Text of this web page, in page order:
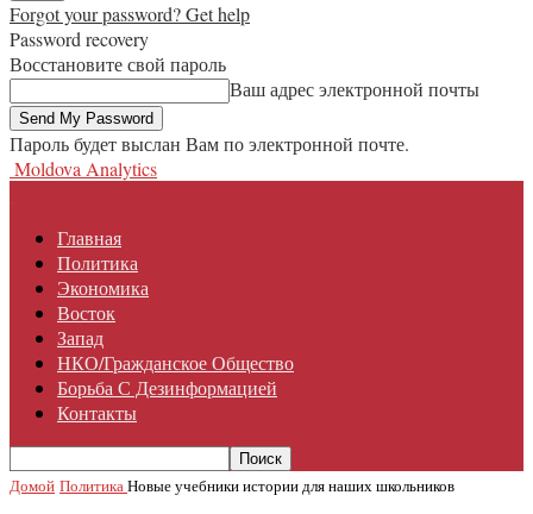
Forgot your password? Get help
Password recovery
Восстановите свой пароль
Ваш адрес электронной почты
Пароль будет выслан Вам по электронной почте.
Moldova Analytics
Главная
Политика
Экономика
Восток
Запад
НКО/гражданское Общество
Борьба С Дезинформацией
Контакты
Домой ПолитикаНовые учебники истории для наших школьников